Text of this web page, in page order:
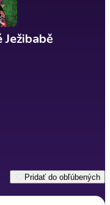
Pridať do obľúbených